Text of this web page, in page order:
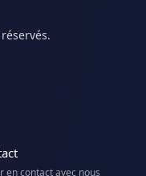
en contact avec nous